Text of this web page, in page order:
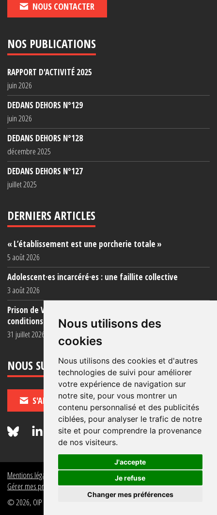
Nous utilisons des
cookies
Nous utilisons des cookies et d'autres
technologies de suivi pour améliorer
votre expérience de navigation sur
notre site, pour vous montrer un
contenu personnalisé et des publicités
ciblées, pour analyser le trafic de notre
site et pour comprendre la provenance
de nos visiteurs.
J'accepte
Je refuse
Changer mes préférences
NOUS CONTACTER
NOS PUBLICATIONS
RAPPORT D'ACTIVITÉ 2025
juin 2026
DEDANS DEHORS N°129
juin 2026
DEDANS DEHORS N°128
décembre 2025
DEDANS DEHORS N°127
juillet 2025
DERNIERS ARTICLES
« L’établissement est une porcherie totale »
5 août 2026
Adolescent·es incarcéré·es : une faillite collective
3 août 2026
Prison de Vendin-le-Vieil : témoignage de familles sur les
conditions (...)
31 juillet 2026
NOUS SUIVRE
S'ABONNER
Mentions légales
Politique de données personnelles
Gérer mes préférences de données personnelles
© 2026, OIP Section FR